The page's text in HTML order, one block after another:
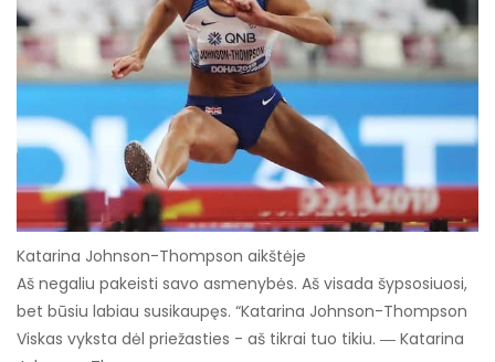
Katarina Johnson-Thompson aikštėje
Aš negaliu pakeisti savo asmenybės. Aš visada šypsosiuosi,
bet būsiu labiau susikaupęs. “Katarina Johnson-Thompson
Viskas vyksta dėl priežasties - aš tikrai tuo tikiu. ― Katarina